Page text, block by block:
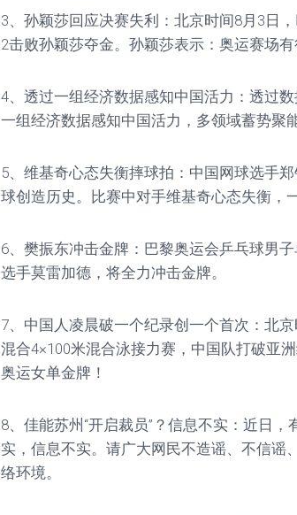
3、孙颖莎回应决赛失利：北京时间8月3日
2击败孙颖莎夺金。孙颖莎表示：奥运赛场
4、透过一组经济数据感知中国活力：透过
一组经济数据感知中国活力，多领域蓄势聚能
5、维基奇心态失衡摔球拍：中国网球选手
球创造历史。比赛中对手维基奇心态失衡，
6、樊振东冲击金牌：巴黎奥运会乒乓球男
选手莫雷加德，将全力冲击金牌。
7、中国人凌晨破一个纪录创一个首次：北
混合4×100米混合泳接力赛，中国队打破亚
奥运女单金牌！
8、佳能苏州“开启裁员”？信息不实：近日
实，信息不实。请广大网民不造谣、不信谣
络环境。